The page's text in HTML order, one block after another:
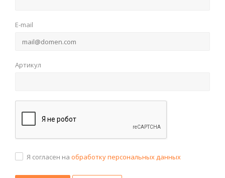
E-mail
Артикул
Я согласен на обработку персональных данных